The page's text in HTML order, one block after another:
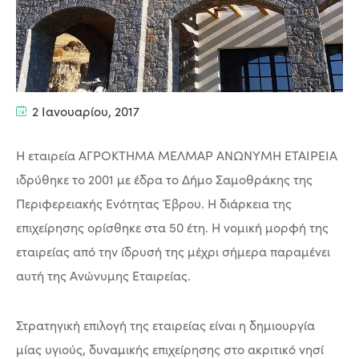
2 Ιανουαρίου, 2017
Η εταιρεία ΑΓΡΟΚΤΗΜΑ ΜΕΛΜΑΡ ΑΝΩΝΥΜΗ ΕΤΑΙΡΕΙΑ
ιδρύθηκε το 2001 με έδρα το Δήμο Σαμοθράκης της
Περιφερειακής Ενότητας Έβρου. Η διάρκεια της
επιχείρησης ορίσθηκε στα 50 έτη. Η νομική μορφή της
εταιρείας από την ίδρυσή της μέχρι σήμερα παραμένει
αυτή της Ανώνυμης Εταιρείας.
Στρατηγική επιλογή της εταιρείας είναι η δημιουργία
μίας υγιούς, δυναμικής επιχείρησης στο ακριτικό νησί